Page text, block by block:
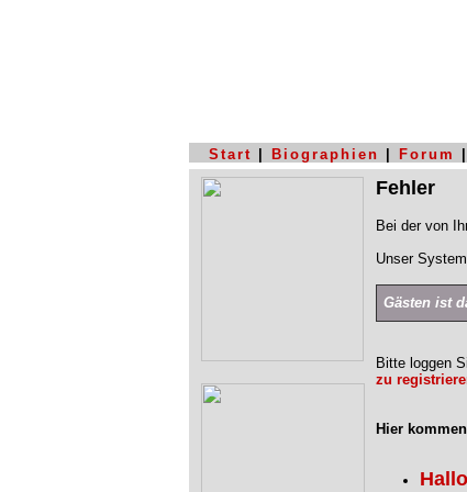
Start Biographien Forum
Fehler
Bei der von
Unser
Gästen ist
Bitte loggen
zu
Hier